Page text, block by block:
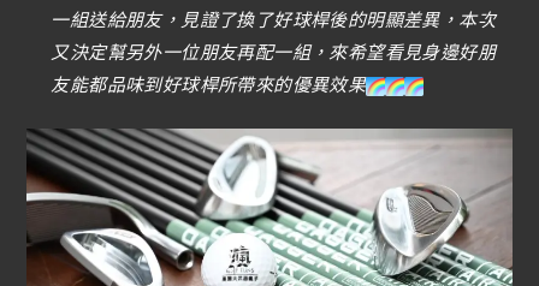
一組送給朋友，見證了換了好球桿後的明顯差異，本次
又決定幫另外一位朋友再配一組，來希望看見身邊好朋
友能都品味到好球桿所帶來的優異效果